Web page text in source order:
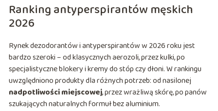
Ranking antyperspirantów męskich
2026
Rynek dezodorantów i antyperspirantów w 2026 roku jest
bardzo szeroki – od klasycznych aerozoli, przez kulki, po
specjalistyczne blokery i kremy do stóp czy dłoni. W rankingu
uwzględniono produkty dla różnych potrzeb: od nasilonej
nadpotliwości miejscowej, przez wrażliwą skórę, po panów
szukających naturalnych formuł bez aluminium.